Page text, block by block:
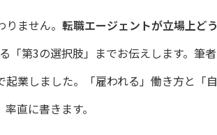
ません。 転職エージェントが立場上どう
「第3の選択肢」までお伝えします。筆者
業しました。「雇われる」働き方と「自
直に書きます。